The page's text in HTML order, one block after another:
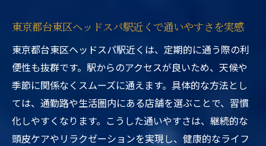
東京都台東区ヘッドスパ駅近くで通いやすさを実感
東京都台東区ヘッドスパ駅近くは、定期的に通う際の利
便性も抜群です。駅からのアクセスが良いため、天候や
季節に関係なくスムーズに通えます。具体的な方法とし
ては、通勤路や生活圏内にある店舗を選ぶことで、習慣
化しやすくなります。こうした通いやすさは、継続的な
頭皮ケアやリラクゼーションを実現し、健康的なライフ